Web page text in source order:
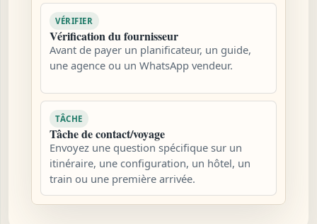
VÉRIFIER
Vérification du fournisseur
Avant de payer un planificateur, un guide,
une agence ou un WhatsApp vendeur.
TÂCHE
Tâche de contact/voyage
Envoyez une question spécifique sur un
itinéraire, une configuration, un hôtel, un
train ou une première arrivée.